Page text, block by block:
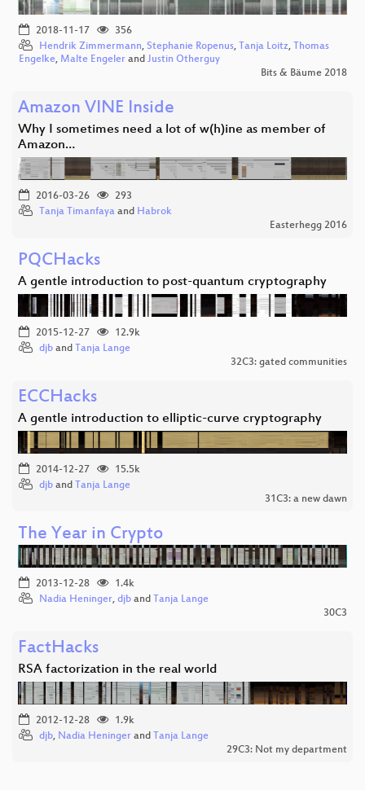
2018-11-17
356
Hendrik Zimmermann, Stephanie Ropenus, Tanja Loitz, Thomas
Engelke, Malte Engeler and Justin Otherguy
Bits & Bäume 2018
Amazon VINE Inside
Why I sometimes need a lot of w(h)ine as member of
Amazon…
2016-03-26
293
Tanja Timanfaya and Habrok
Easterhegg 2016
PQCHacks
A gentle introduction to post-quantum cryptography
2015-12-27
12.9k
djb and Tanja Lange
32C3: gated communities
ECCHacks
A gentle introduction to elliptic-curve cryptography
2014-12-27
15.5k
djb and Tanja Lange
31C3: a new dawn
The Year in Crypto
2013-12-28
1.4k
Nadia Heninger, djb and Tanja Lange
30C3
FactHacks
RSA factorization in the real world
2012-12-28
1.9k
djb, Nadia Heninger and Tanja Lange
29C3: Not my department